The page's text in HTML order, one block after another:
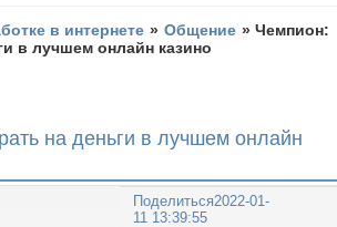
в интернете » Общение »Чемпион:
в лучшем онлайн казино
на деньги в лучшем онлайн
Поделиться2022-01-
11 13:39:55